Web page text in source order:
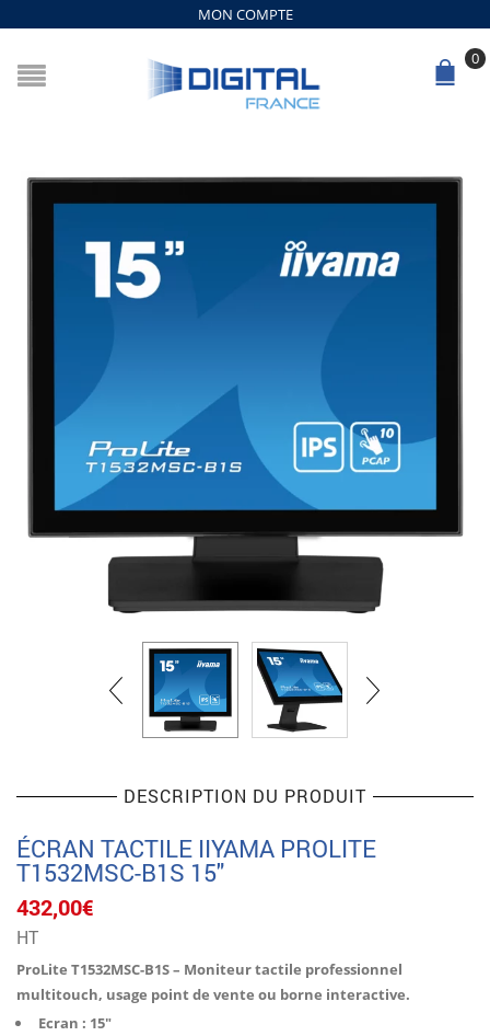
MON COMPTE
0
DESCRIPTION DU PRODUIT
ÉCRAN TACTILE IIYAMA PROLITE
T1532MSC-B1S 15″
432,00€
HT
ProLite T1532MSC-B1S – Moniteur tactile professionnel
multitouch, usage point de vente ou borne interactive.
Ecran : 15″